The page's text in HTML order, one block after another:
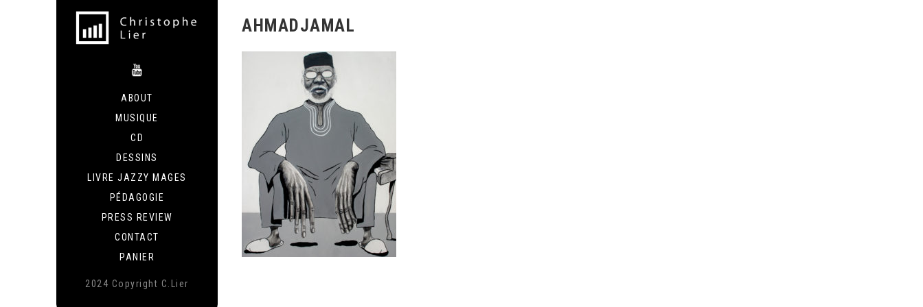
ABOUT
MUSIQUE
CD
DESSINS
LIVRE JAZZY MAGES
PÉDAGOGIE
PRESS REVIEW
CONTACT
PANIER
2024 Copyright C.Lier
AHMADJAMAL